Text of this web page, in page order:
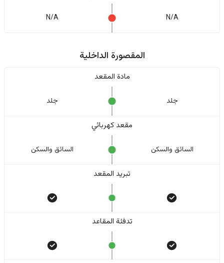
N/A
N/A
المقصورة الداخلية
مادة المقعد
جلد جلد
مقعد كهربائي
السائق والسکن السائق والسکن
تبريد المقعد
تدفئة المقاعد